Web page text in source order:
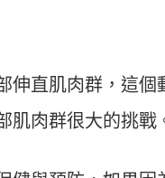
伸直肌肉群，這個
肌肉群很大的挑戰